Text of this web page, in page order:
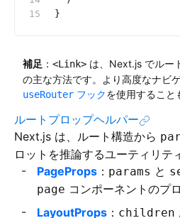
}
補足 ： <Link> は、Next.js でルー
の主な方法です。より高度なナビ
useRouter フックを使用すること
ルートプロップヘルパー
Next.js は、ルート構造から
ロットを推論するユーティリテ
PageProps ： params と
page コンポーネントのプロ
LayoutProps ： children